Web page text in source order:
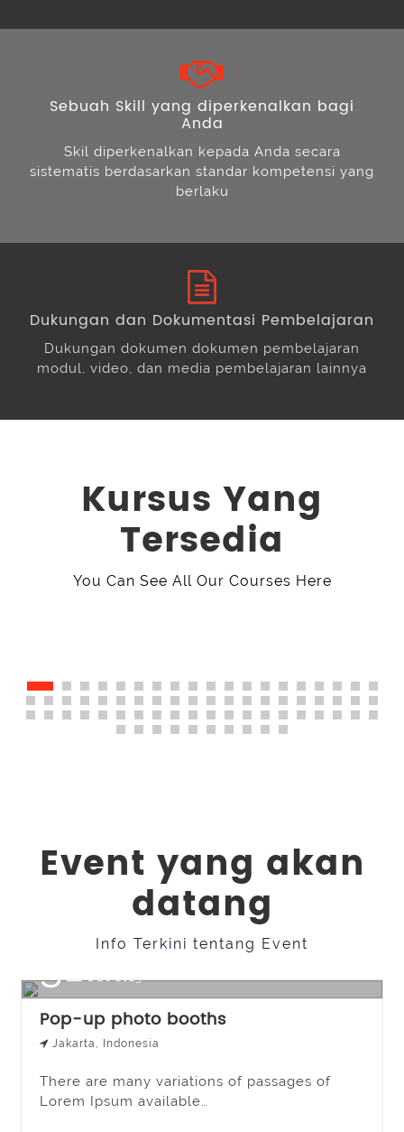
Sebuah Skill yang diperkenalkan bagi
Anda
Skil diperkenalkan kepada Anda secara
sistematis berdasarkan standar kompetensi yang
berlaku
Dukungan dan Dokumentasi Pembelajaran
Dukungan dokumen dokumen pembelajaran
modul, video, dan media pembelajaran lainnya
Kursus Yang
Tersedia
You Can See All Our Courses Here
Event yang akan
datang
Info Terkini tentang Event
31DEC 2023
Pop-up photo booths
Jakarta, Indonesia
There are many variations of passages of
Lorem Ipsum available…